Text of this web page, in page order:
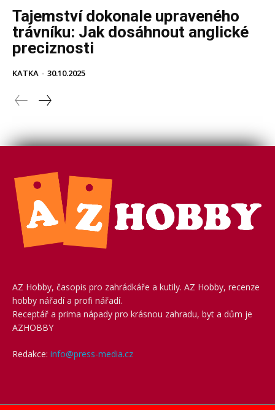
AZ Hobby, časopis pro zahrádkáře a kutily. AZ Hobby, recenze
hobby nářadí a profi nářadí.
Receptář a prima nápady pro krásnou zahradu, byt a dům je
AZHOBBY
Redakce: info@press-media.cz